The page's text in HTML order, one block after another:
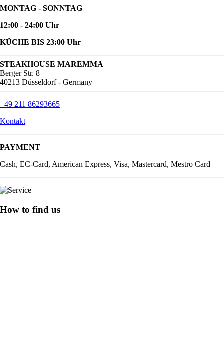
MONTAG - SONNTAG
12:00 - 24:00 Uhr
KÜCHE BIS 23:00 Uhr
STEAKHOUSE MAREMMA
Berger Str. 8
40213 Düsseldorf - Germany
+49 211 86293665
Kontakt
PAYMENT
Cash, EC-Card, American Express, Visa, Mastercard, Mestro Card
How to find us